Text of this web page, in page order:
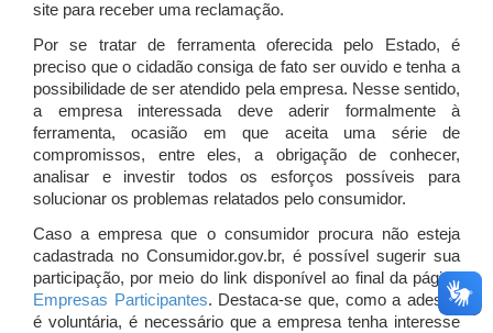
site para receber uma reclamação.
Por se tratar de ferramenta oferecida pelo Estado, é
preciso que o cidadão consiga de fato ser ouvido e tenha a
possibilidade de ser atendido pela empresa. Nesse sentido,
a empresa interessada deve aderir formalmente à
ferramenta, ocasião em que aceita uma série de
compromissos, entre eles, a obrigação de conhecer,
analisar e investir todos os esforços possíveis para
solucionar os problemas relatados pelo consumidor.
Caso a empresa que o consumidor procura não esteja
cadastrada no Consumidor.gov.br, é possível sugerir sua
participação, por meio do link disponível ao final da página
Empresas Participantes. Destaca-se que, como a adesão
é voluntária, é necessário que a empresa tenha interesse